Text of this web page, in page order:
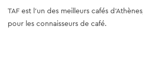
TAF est l'un des meilleurs cafés
pour les connaisseurs de café.